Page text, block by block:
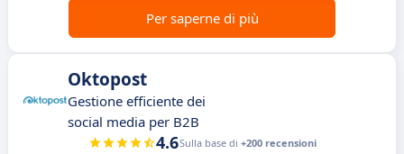
Per saperne di più
Oktopost
Gestione efficiente dei
social media per B2B
4.6Sulla base di +200 recensioni